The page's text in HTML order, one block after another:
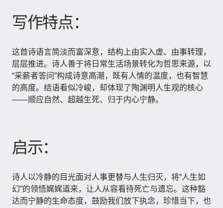
写作特点：
这首诗语言简淡而富深意，结构上由实入虚、由事转理，
层层推进。诗人善于将日常生活场景转化为哲思来源，以
“采薪者答问”构成诗意高潮，既有人情的温度，也有智慧
的高度。结语看似冷峻，却体现了陶渊明人生观的核心
——顺应自然、超越生死、归于内心宁静。
启示：
诗人以冷静的目光面对人事更替与人生归灭，将“人生如
幻”的领悟娓娓道来，让人从容看待死亡与遗忘。这种豁
达而宁静的生命态度，鼓励我们放下执念，珍惜当下，也